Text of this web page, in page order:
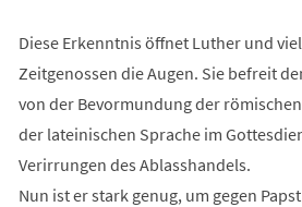
Diese Erkenntnis öffnet Luther und
Zeitgenossen die Augen. Sie befreit
von der Bevormundung der
der lateinischen Sprache im
Verirrungen des Ablasshandels.
Nun ist er stark genug, um gegen